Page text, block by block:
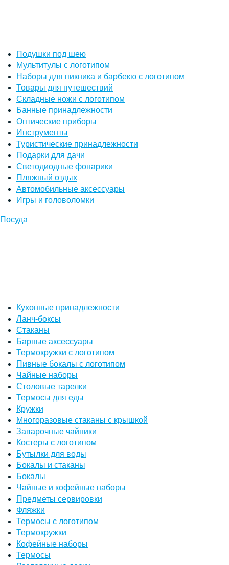
Подушки под шею
Мультитулы с логотипом
Наборы для пикника и барбекю с логотипом
Товары для путешествий
Складные ножи с логотипом
Банные принадлежности
Оптические приборы
Инструменты
Туристические принадлежности
Подарки для дачи
Светодиодные фонарики
Пляжный отдых
Автомобильные аксессуары
Игры и головоломки
Посуда
Кухонные принадлежности
Ланч-боксы
Стаканы
Барные аксессуары
Термокружки с логотипом
Пивные бокалы с логотипом
Чайные наборы
Столовые тарелки
Термосы для еды
Кружки
Многоразовые стаканы с крышкой
Заварочные чайники
Костеры с логотипом
Бутылки для воды
Бокалы и стаканы
Бокалы
Чайные и кофейные наборы
Предметы сервировки
Фляжки
Термосы с логотипом
Термокружки
Кофейные наборы
Термосы